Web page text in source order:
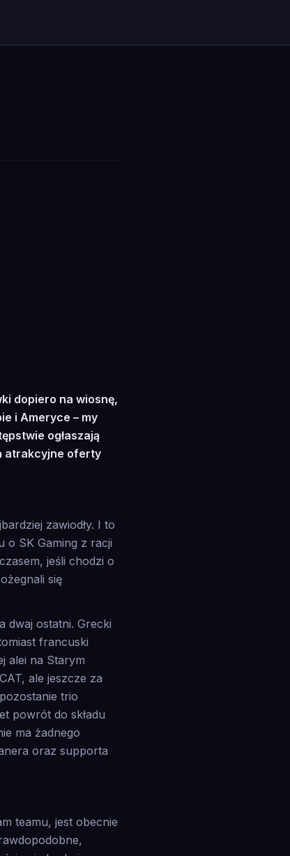
dopiero na wiosnę,
i Ameryce – my
ogłaszają
atrakcyjne oferty
zawiodły. I to
o SK Gaming z racji
jeśli chodzi o
się
dwaj ostatni. Grecki
francuski
alei na Starym
ale jeszcze za
trio
powrót do składu
ma żadnego
oraz supporta
teamu, jest obecnie